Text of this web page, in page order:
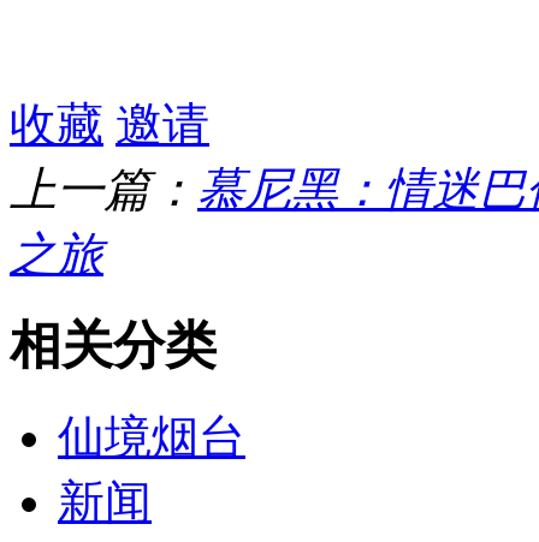
收藏 邀请
上一篇： 慕尼黑：情迷
之旅
相关分类
仙境烟台
新闻